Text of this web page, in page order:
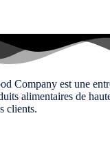
Company est une
alimentaires de
clients.